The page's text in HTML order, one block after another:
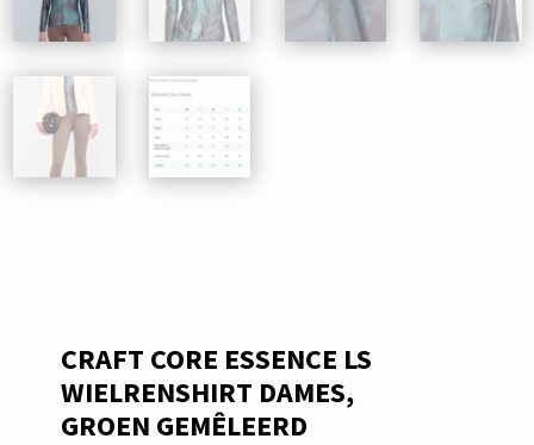
CRAFT CORE ESSENCE LS
WIELRENSHIRT DAMES,
GROEN GEMÊLEERD